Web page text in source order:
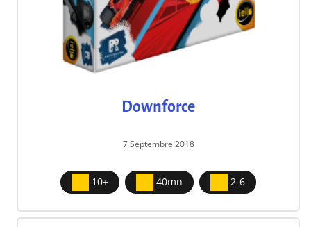
Downforce
7 Septembre 2018
10+ 40mn 2-6